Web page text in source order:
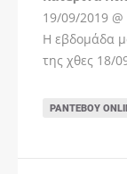
19/09/2019 @
Η εβδομάδα
της χθες 18/
ΡΑΝΤΕΒΟΎ